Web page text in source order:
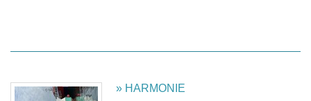
» HARMONIE